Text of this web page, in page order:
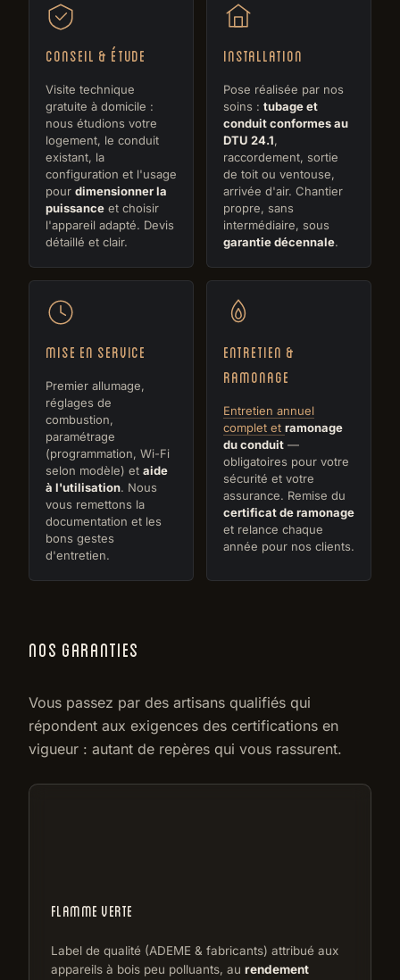
Conseil & étude
Visite technique
gratuite à domicile :
nous étudions votre
logement, le conduit
existant, la
configuration et l'usage
pour dimensionner la
puissance et choisir
l'appareil adapté. Devis
détaillé et clair.
Installation
Pose réalisée par nos
soins : tubage et
conduit conformes au
DTU 24.1,
raccordement, sortie
de toit ou ventouse,
arrivée d'air. Chantier
propre, sans
intermédiaire, sous
garantie décennale.
Mise en service
Premier allumage,
réglages de
combustion,
paramétrage
(programmation, Wi-Fi
selon modèle) et aide
à l'utilisation. Nous
vous remettons la
documentation et les
bons gestes
d'entretien.
Entretien &
ramonage
Entretien annuel
complet et ramonage
du conduit —
obligatoires pour votre
sécurité et votre
assurance. Remise du
certificat de ramonage
et relance chaque
année pour nos clients.
NOS GARANTIES
Vous passez par des artisans qualifiés qui
répondent aux exigences des certifications en
vigueur : autant de repères qui vous rassurent.
FLAMME VERTE
Label de qualité (ADEME & fabricants) attribué aux
appareils à bois peu polluants, au rendement